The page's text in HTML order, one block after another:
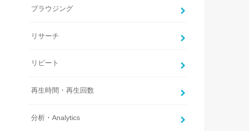
ブラウジング
リサーチ
リピート
再生時間・再生回数
分析・Analytics